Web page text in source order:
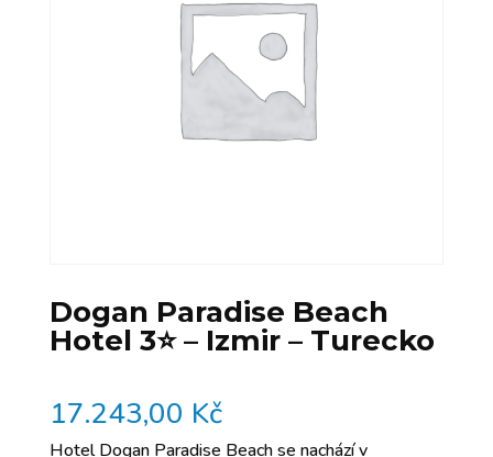
Dogan Paradise Beach
Hotel 3⭐️ – Izmir – Turecko
17.243,00 Kč
Hotel Dogan Paradise Beach se nachází v